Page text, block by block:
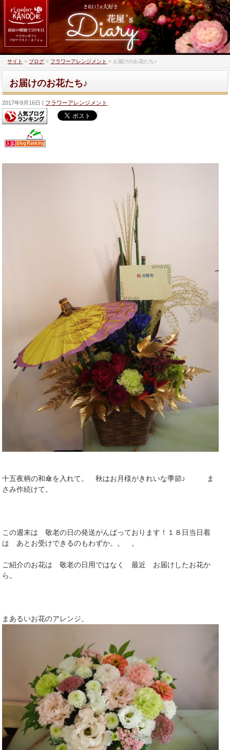
サイト > ブログ > フラワーアレンジメント > お届けのお花たち♪
お届けのお花たち♪
2017年9月16日 フラワーアレンジメント
十五夜柄の和傘を入れて。 秋はお月様がきれいな季節♪ ま
さみ作続けて。
この週末は 敬老の日の発送がんばっております！１８日当日着
は あとお受けできるのもわずか。。 。
ご紹介のお花は 敬老の日用ではなく 最近 お届けしたお花か
ら。
まあるいお花のアレンジ。